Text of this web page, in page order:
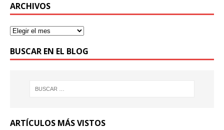
ARCHIVOS
BUSCAR EN EL BLOG
ARTÍCULOS MÁS VISTOS